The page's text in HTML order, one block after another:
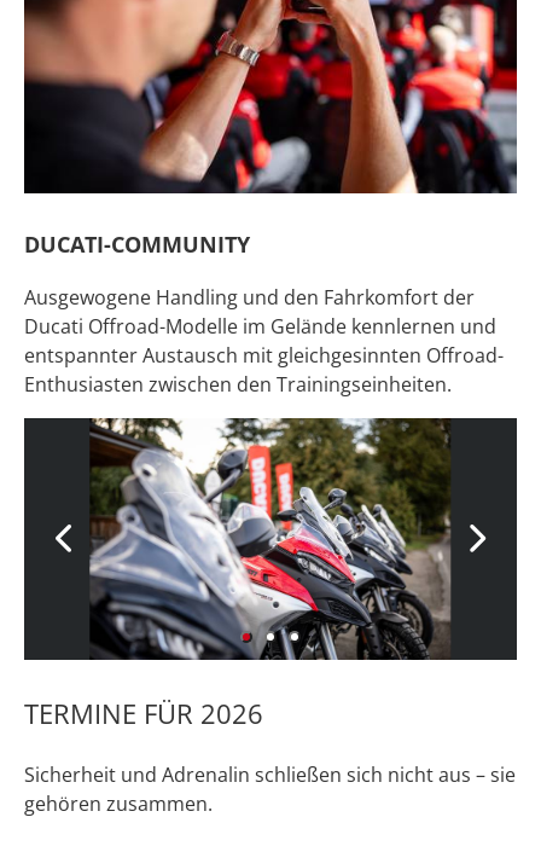
DUCATI-COMMUNITY
Ausgewogene Handling und den Fahrkomfort der
Ducati Offroad-Modelle im Gelände kennlernen und
entspannter Austausch mit gleichgesinnten Offroad-
Enthusiasten zwischen den Trainingseinheiten.
TERMINE FÜR 2026
Sicherheit und Adrenalin schließen sich nicht aus – sie
gehören zusammen.